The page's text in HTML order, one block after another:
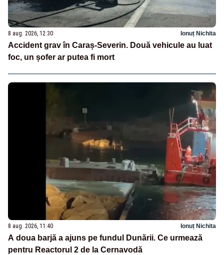
8 aug. 2026, 12:30 Ionuț Nichita
Accident grav în Caraș-Severin. Două vehicule au luat
foc, un șofer ar putea fi mort
8 aug. 2026, 11:40 Ionuț Nichita
A doua barjă a ajuns pe fundul Dunării. Ce urmează
pentru Reactorul 2 de la Cernavodă